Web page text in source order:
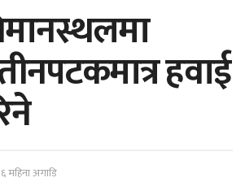
हवाई
६ महिना अगाडि